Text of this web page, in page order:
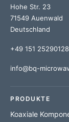
Hohe Str. 23
71549 Auenwald
Deutschland
+49 151 25290128
info@bq-
PRODUKTE
Koaxiale